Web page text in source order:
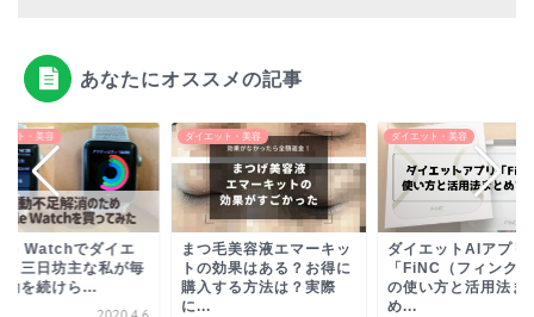
あなたにオススメの記事
ット・美容
毛美容液エマーキッ
効果はある？お得に
する方法は？実際
ダイエット・美容
ダイエットAIアプリ
「FiNC（フィンク）」
の使い方と活用法まと
め...
ダイエット・美容
Apple Watchでダイ
ット！三日坊主な私
日運動を続けら...